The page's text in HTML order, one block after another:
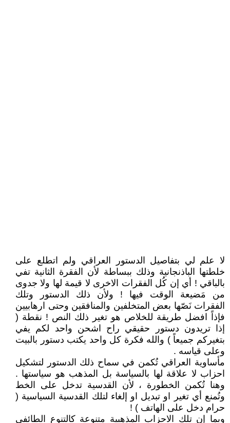
لا علم لي بتفاصيل الدستور العراقي ولم اتطلع على
خلطتها الباذنجانية وذلك ببساطة لأن الفقرة الثانية تفي
بالباقي ! أي إن كُل الفقرات الاخرى لا قيمة لها ولا جدوى
من مَضيعة الوقت فيها ! ولأن ذلك الدستور وتلك
الفقرات نَصّها بعض المتخلفين والمنافقين وحتى ارهابيين
فإذاً افضل طريقة للخلاص هو تغير ذلك النص ! نقطة (
إذا تريدون دستور حقيقي راح اشحن واحد لكم يفي
بتغيركم جميعاً ) والله فكرة كل واحد يكتب دستور بالبيت
وعلى قياسه .
مأساوية العراقي تُكمن في سماح ذلك الدستور لتشكيل
احزاب لا علاقة لها بالسياسة بل المذهب هو سياستها .
وهنا تُكمن الخطورة ، لأن القدسية تدخل على الخط
وتُمنع أي تغير او تبديل او إلغاء لتلك القدسية السياسية (
حرام دخل على الهاتف ) !
وبما إن تلك الاحزاب المذهبية متنوعة كالتنوع الطائفي